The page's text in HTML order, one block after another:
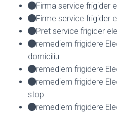
Firma service frigider
Firme service frigider
Pret service frigider
remediem frigidere
domiciliu
remediem frigidere
remediem frigidere
stop
remediem frigidere